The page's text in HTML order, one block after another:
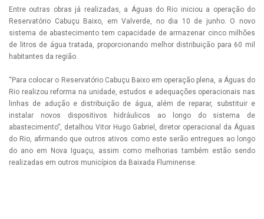
Entre outras obras já realizadas, a Águas do Rio iniciou a operação do
Reservatório Cabuçu Baixo, em Valverde, no dia 10 de junho. O novo
sistema de abastecimento tem capacidade de armazenar cinco milhões
de litros de água tratada, proporcionando melhor distribuição para 60 mil
habitantes da região.
“Para colocar o Reservatório Cabuçu Baixo em operação plena, a Águas do
Rio realizou reforma na unidade, estudos e adequações operacionais nas
linhas de adução e distribuição de água, além de reparar, substituir e
instalar novos dispositivos hidráulicos ao longo do sistema de
abastecimento”, detalhou Vitor Hugo Gabriel, diretor operacional da Águas
do Rio, afirmando que outros ativos como este serão entregues ao longo
do ano em Nova Iguaçu, assim como melhorias também estão sendo
realizadas em outros municípios da Baixada Fluminense.